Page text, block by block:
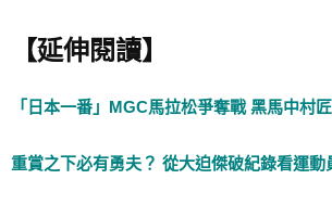
【延伸閱讀】
「日本一番」MGC馬拉松爭奪戰 黑馬中村
重賞之下必有勇夫？ 從大迫傑破紀錄看運動